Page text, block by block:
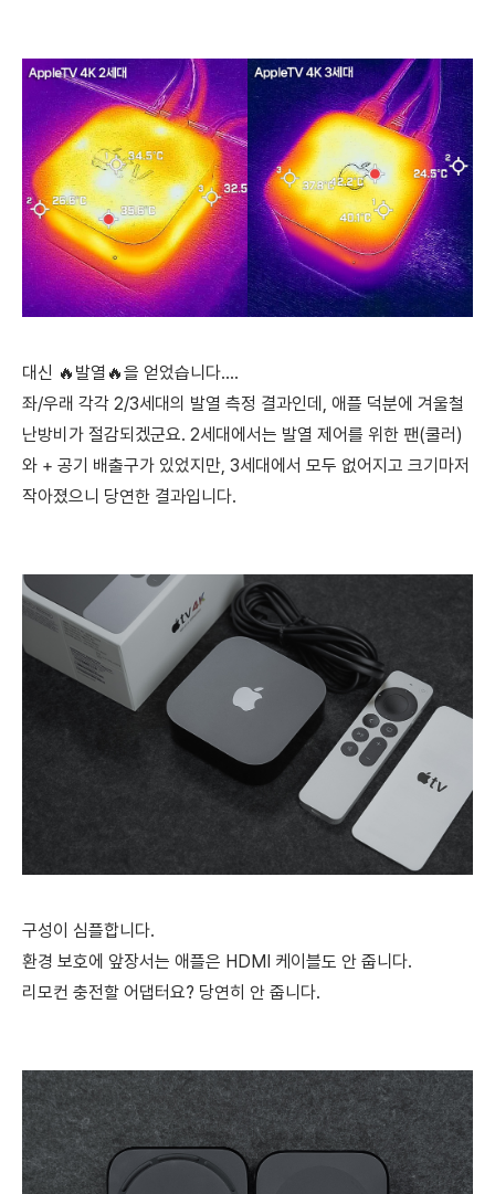
대신 🔥발열🔥을 얻었습니다....
좌/우래 각각 2/3세대의 발열 측정 결과인데, 애플 덕분에 겨울철
난방비가 절감되겠군요. 2세대에서는 발열 제어를 위한 팬(쿨러)
와 + 공기 배출구가 있었지만, 3세대에서 모두 없어지고 크기마저
작아졌으니 당연한 결과입니다.
구성이 심플합니다.
환경 보호에 앞장서는 애플은 HDMI 케이블도 안 줍니다.
리모컨 충전할 어댑터요? 당연히 안 줍니다.